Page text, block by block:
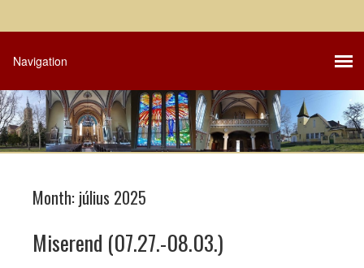
Month: július 2025
Miserend (07.27.-08.03.)